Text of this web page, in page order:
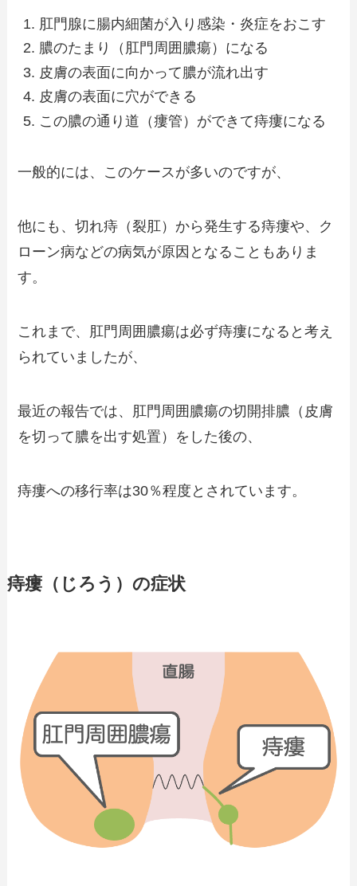
肛門腺に腸内細菌が入り感染・炎症をおこす
膿のたまり（肛門周囲膿瘍）になる
皮膚の表面に向かって膿が流れ出す
皮膚の表面に穴ができる
この膿の通り道（瘻管）ができて痔瘻になる
一般的には、このケースが多いのですが、
他にも、切れ痔（裂肛）から発生する痔瘻や、ク
ローン病などの病気が原因となることもありま
す。
これまで、肛門周囲膿瘍は必ず痔瘻になると考え
られていましたが、
最近の報告では、肛門周囲膿瘍の切開排膿（皮膚
を切って膿を出す処置）をした後の、
痔瘻への移行率は30％程度とされています。
痔瘻（じろう）の症状